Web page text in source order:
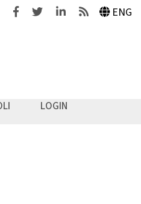
FacebookTwitterLinkedinFeeds ENG
LOGIN